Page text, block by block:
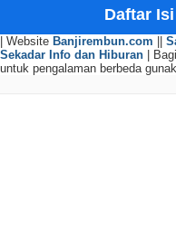
Daftar Isi
| Website Banjirembun.com ||
Sekadar Info dan Hiburan |
untuk pengalaman berbeda